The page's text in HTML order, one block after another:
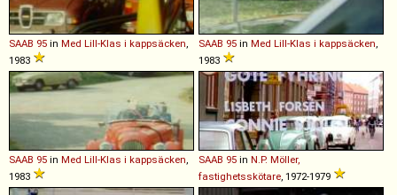
SAAB 95 in Med Lill-Klas i kappsäcken,
1983
SAAB 95 in Med Lill-Klas i kappsäcken,
1983
SAAB 95 in Med Lill-Klas i kappsäcken,
1983
SAAB 95 in N.P. Möller,
fastighetsskötare, 1972-1979